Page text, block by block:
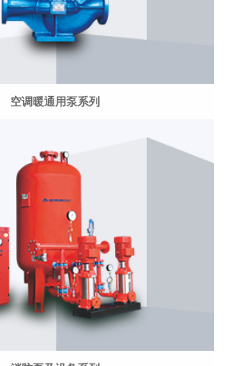
空调暖通用泵系列